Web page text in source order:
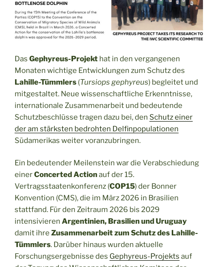
Das Gephyreus-Projekt hat in den vergangenen
Monaten wichtige Entwicklungen zum Schutz des
Lahille-Tümmlers (Tursiops gephyreus) begleitet und
mitgestaltet. Neue wissenschaftliche Erkenntnisse,
internationale Zusammenarbeit und bedeutende
Schutzbeschlüsse tragen dazu bei, den Schutz einer
der am stärksten bedrohten Delfinpopulationen
Südamerikas weiter voranzubringen.
Ein bedeutender Meilenstein war die Verabschiedung
einerConcerted Actionauf der 15.
Vertragsstaatenkonferenz (COP15) der Bonner
Konvention (CMS), die im März 2026 in Brasilien
stattfand. Für den Zeitraum 2026 bis 2029
intensivieren Argentinien, Brasilien und Uruguay
damit ihre Zusammenarbeit zum Schutz des Lahille-
Tümmlers. Darüber hinaus wurden aktuelle
Forschungsergebnisse des Gephyreus-Projekts auf